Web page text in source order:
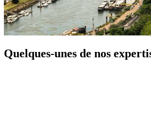
Quelques-unes de nos